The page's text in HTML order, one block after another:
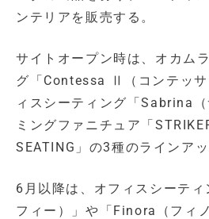
ンテリアを販売する。
サイトオープン時は、オカム
グ「Contessa Ⅱ（コンテッサ
ィスシーティング「Sabrina
ミングファニチュア「
SEATING」の3種のラインア
6月以降は、オフィスシーテ
フィー）」や「Finora（フィ